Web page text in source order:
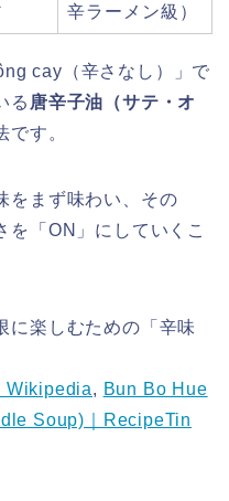
辛ラーメン級）
cay（辛さなし）」で
る 唐辛子油（サテ・オ
です。
をまず味わい、その
を「ON」にしていくこ
に楽しむための「辛味
Wikipedia, Bun Bo Hue
Soup)｜RecipeTin